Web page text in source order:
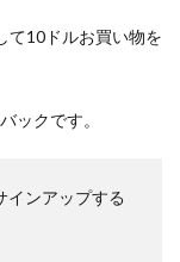
て10ドルお買い物を
ックです。
インアップする